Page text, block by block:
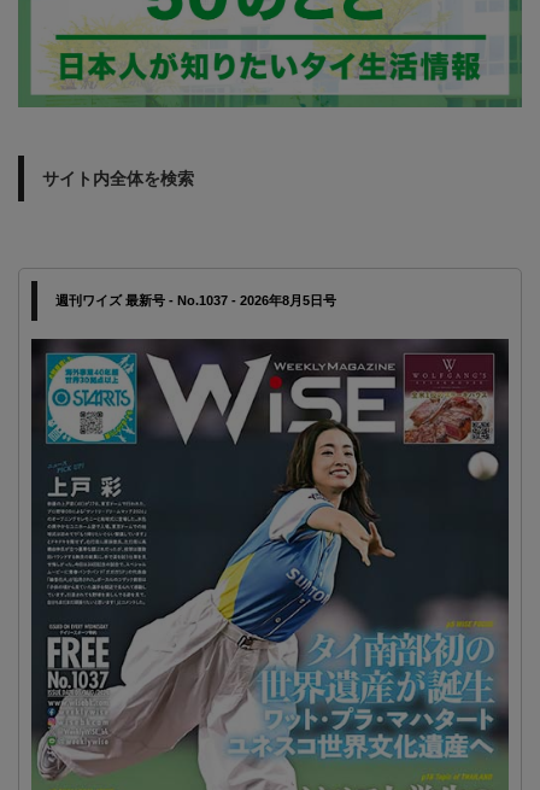
サイト内全体を検索
週刊ワイズ 最新号 - No.1037 - 2026年8月5日号